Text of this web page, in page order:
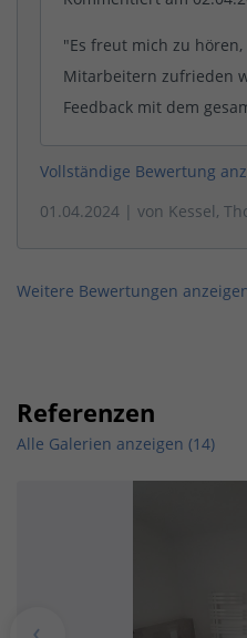
"Es freut mich zu
Mitarbeitern zufrieden
Feedback mit dem
Vollständige Bewertung
01.04.2024 | von Kessel,
Weitere Bewertungen
Referenzen
Alle Galerien anzeigen (14)